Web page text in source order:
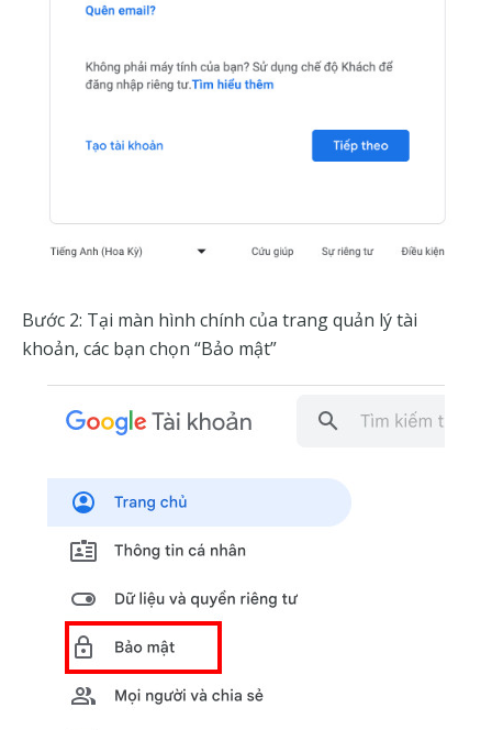
Bước 2: Tại màn hình chính của trang quản lý tài
khoản, các bạn chọn “Bảo mật”